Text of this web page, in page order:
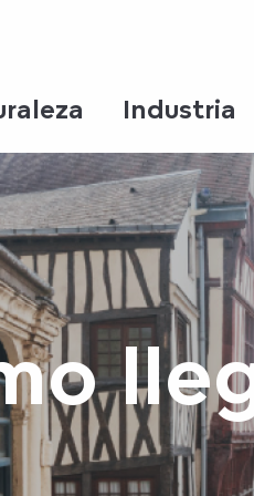
Industria